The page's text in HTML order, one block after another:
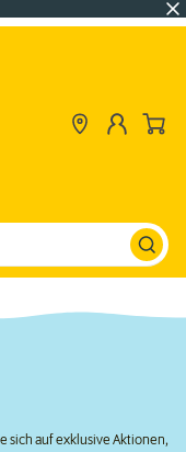
sich auf exklusive Aktionen,